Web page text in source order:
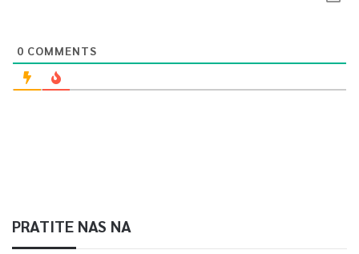
0 COMMENTS
PRATITE NAS NA